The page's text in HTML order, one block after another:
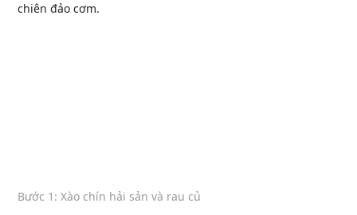
chiên đảo cơm.
Bước 1: Xào chín hải sản và rau củ